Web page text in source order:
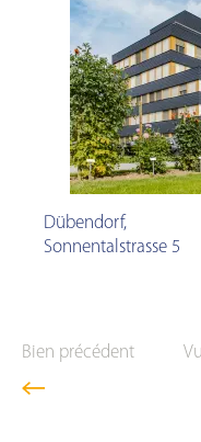
Dübendorf,
Sonnentalstrasse 5
Bien précédent